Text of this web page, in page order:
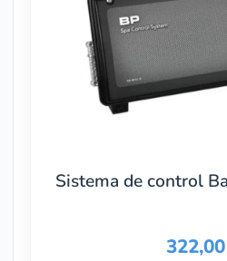
Sistema de control
322,00